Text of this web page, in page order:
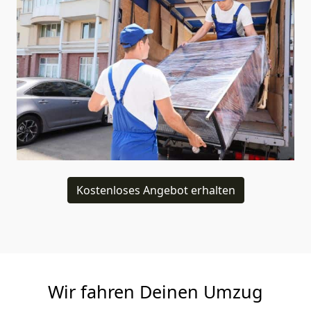
Kostenloses Angebot erhalten
Wir fahren Deinen Umzug